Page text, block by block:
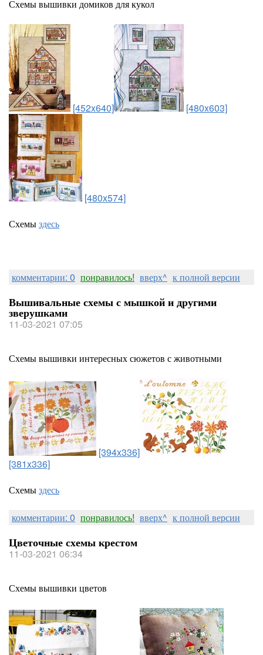
Схемы вышивки домиков для кукол
[452x640] [480x603]
[480x574]
Схемыздесь
комментарии: 0 понравилось! вверх^ к полной версии
Вышивальные схемы с мышкой и другими
зверушками
11-03-2021 07:05
Схемы вышивки интересных сюжетов с животными
[394x336]
[381x336]
Схемыздесь
комментарии: 0 понравилось! вверх^ к полной версии
Цветочные схемы крестом
11-03-2021 06:34
Схемы вышивки цветов